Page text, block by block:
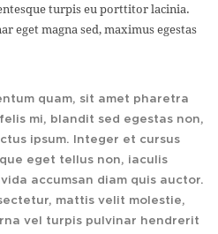
turpis eu porttitor lacinia.
eget magna sed, maximus egestas
quam, sit amet pharetra
mi, blandit sed egestas non,
ipsum. Integer et cursus
eget tellus non, iaculis
accumsan diam quis auctor.
mattis velit molestie,
vel turpis pulvinar hendrerit